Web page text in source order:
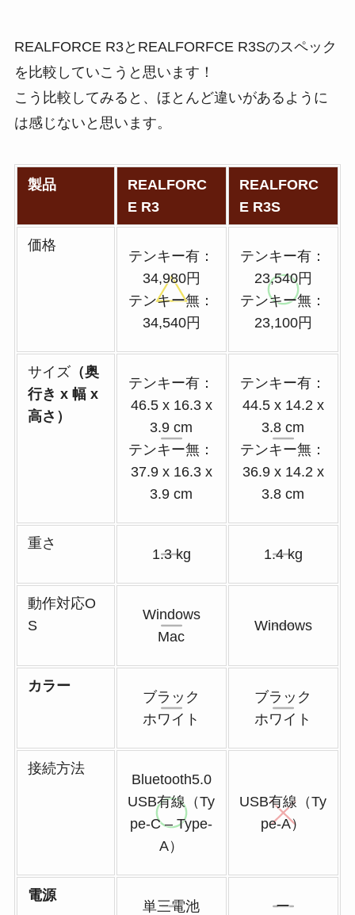
REALFORCE R3とREALFORFCE R3Sのスペック
を比較していこうと思います！
こう比較してみると、ほとんど違いがあるように
は感じないと思います。
製品
REALFORC
E R3
REALFORC
E R3S
価格
テンキー有：
34,980円
テンキー無：
34,540円
テンキー有：
23,540円
テンキー無：
23,100円
サイズ （奥
行き x 幅 x
高さ）
テンキー有：
46.5 x 16.3 x
3.9 cm
テンキー無：
37.9 x 16.3 x
3.9 cm
テンキー有：
44.5 x 14.2 x
3.8 cm
テンキー無：
36.9 x 14.2 x
3.8 cm
重さ
1.3 kg 1.4 kg
動作対応O
S
Windows
Mac
Windows
カラー
ブラック
ホワイト
ブラック
ホワイト
接続方法
Bluetooth5.0
USB有線（Ty
pe-C – Type-
A）
USB有線（Ty
pe-A）
電源
単三電池 ー